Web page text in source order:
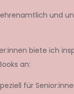
und
biete ich
an:
für